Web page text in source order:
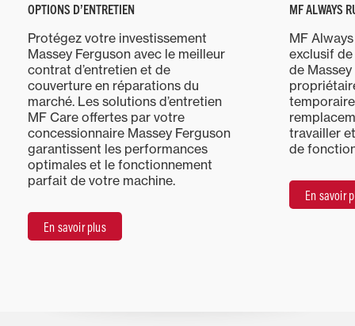
OPTIONS D’ENTRETIEN
Protégez votre investissement
Massey Ferguson avec le meilleur
contrat d’entretien et de
couverture en réparations du
marché. Les solutions d’entretien
MF Care offertes par votre
concessionnaire Massey Ferguson
garantissent les performances
optimales et le fonctionnement
parfait de votre machine.
En savoir plus
MF ALWAYS
MF
exclusif
de
travailler
de
En savoir